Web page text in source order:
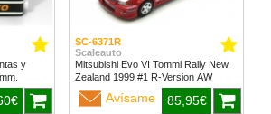
y
SC-6371R
Scaleauto
Mitsubishi Evo VI Tommi Rally New
Zealand 1999 #1 R-Version AW
Avísame 85,95€